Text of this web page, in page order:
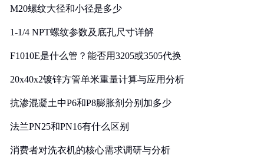
M20螺纹大径和小径是多少
1-1/4 NPT螺纹参数及底孔尺寸详解
F1010E是什么管？能否用3205或3505代换
20x40x2镀锌方管单米重量计算与应用分析
抗渗混凝土中P6和P8膨胀剂分别加多少
法兰PN25和PN16有什么区别
消费者对洗衣机的核心需求调研与分析